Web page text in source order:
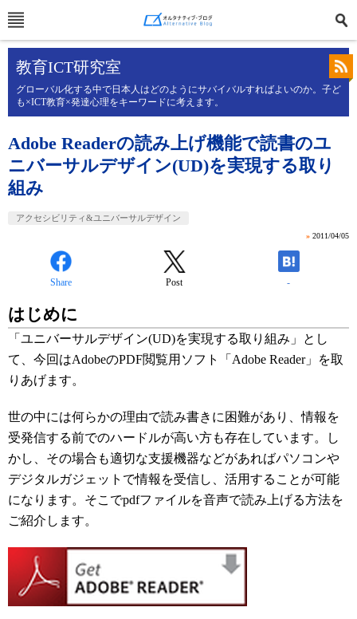
教育ICT研究室
グローバル化する中で日本人はどのようにサバイバルすればよいのか。子ど
も×ICT教育×発達心理をキーワードに考えます。
Adobe Readerの読み上げ機能で読書のユ
ニバーサルデザイン(UD)を実現する取り
組み
アクセシビリティ&ユニバーサルデザイン
» 2011/04/05
Share Post -
はじめに
「ユニバーサルデザイン(UD)を実現する取り組み」とし
て、今回はAdobeのPDF閲覧用ソフト「Adobe Reader」を取
りあげます。
世の中には何らかの理由で読み書きに困難があり、情報を
受発信する前でのハードルが高い方も存在しています。し
かし、その場合も適切な支援機器などがあればパソコンや
デジタルガジェットで情報を受信し、活用することが可能
になります。そこでpdfファイルを音声で読み上げる方法を
ご紹介します。